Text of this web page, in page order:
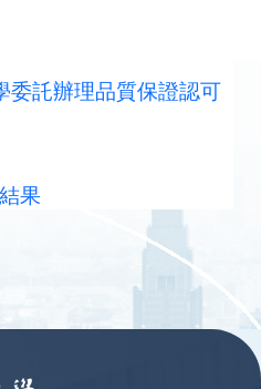
委託辦理品質保證認可
果